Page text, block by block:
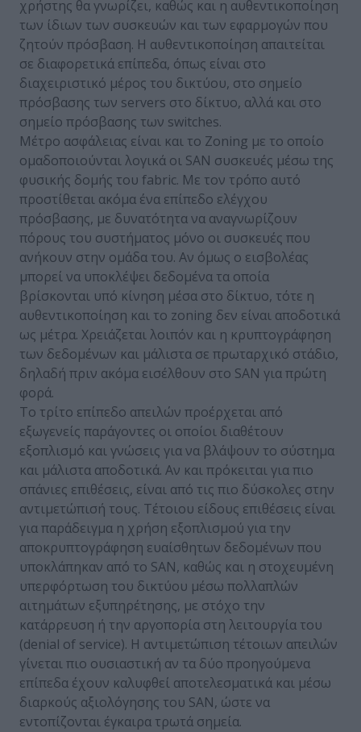
χρήστης θα γνωρίζει, καθώς και η αυθεντικοποίηση
των ίδιων των συσκευών και των εφαρμογών που
ζητούν πρόσβαση. Η αυθεντικοποίηση απαιτείται
σε διαφορετικά επίπεδα, όπως είναι στο
διαχειριστικό μέρος του δικτύου, στο σημείο
πρόσβασης των servers στο δίκτυο, αλλά και στο
σημείο πρόσβασης των switches.
Μέτρο ασφάλειας είναι και το Zoning με το οποίο
ομαδοποιούνται λογικά οι SAN συσκευές μέσω της
φυσικής δομής του fabric. Με τον τρόπο αυτό
προστίθεται ακόμα ένα επίπεδο ελέγχου
πρόσβασης, με δυνατότητα να αναγνωρίζουν
πόρους του συστήματος μόνο οι συσκευές που
ανήκουν στην ομάδα του. Αν όμως ο εισβολέας
μπορεί να υποκλέψει δεδομένα τα οποία
βρίσκονται υπό κίνηση μέσα στο δίκτυο, τότε η
αυθεντικοποίηση και το zoning δεν είναι αποδοτικά
ως μέτρα. Χρειάζεται λοιπόν και η κρυπτογράφηση
των δεδομένων και μάλιστα σε πρωταρχικό στάδιο,
δηλαδή πριν ακόμα εισέλθουν στο SAN για πρώτη
φορά.
Το τρίτο επίπεδο απειλών προέρχεται από
εξωγενείς παράγοντες οι οποίοι διαθέτουν
εξοπλισμό και γνώσεις για να βλάψουν το σύστημα
και μάλιστα αποδοτικά. Αν και πρόκειται για πιο
σπάνιες επιθέσεις, είναι από τις πιο δύσκολες στην
αντιμετώπισή τους. Τέτοιου είδους επιθέσεις είναι
για παράδειγμα η χρήση εξοπλισμού για την
αποκρυπτογράφηση ευαίσθητων δεδομένων που
υποκλάπηκαν από το SAN, καθώς και η στοχευμένη
υπερφόρτωση του δικτύου μέσω πολλαπλών
αιτημάτων εξυπηρέτησης, με στόχο την
κατάρρευση ή την αργοπορία στη λειτουργία του
(denial of service). Η αντιμετώπιση τέτοιων απειλών
γίνεται πιο ουσιαστική αν τα δύο προηγούμενα
επίπεδα έχουν καλυφθεί αποτελεσματικά και μέσω
διαρκούς αξιολόγησης του SAN, ώστε να
εντοπίζονται έγκαιρα τρωτά σημεία.